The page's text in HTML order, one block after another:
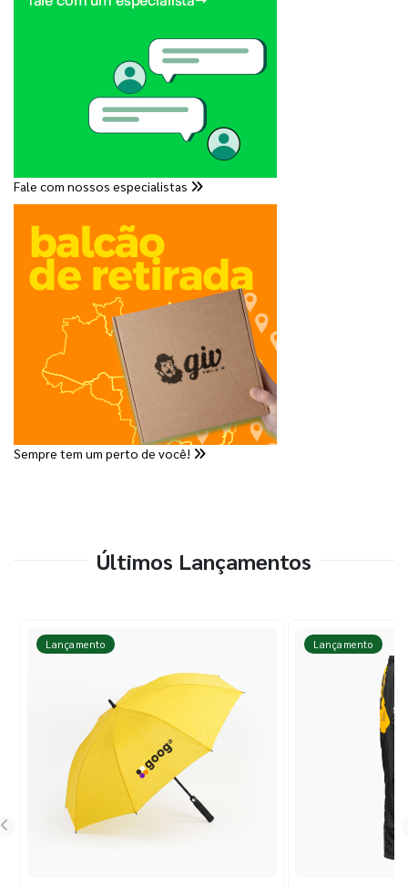
Fale com nossos especialistas
Sempre tem um perto de você!
Últimos Lançamentos
Lançamento Lançamento